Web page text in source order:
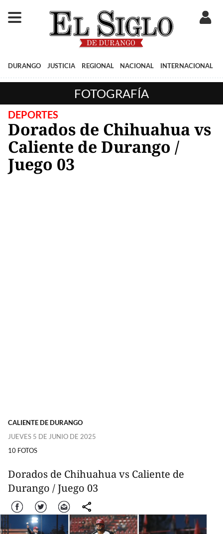
DURANGO JUSTICIA REGIONAL NACIONAL INTERNACIONAL
FOTOGRAFÍA
DEPORTES
Dorados de Chihuahua vs
Caliente de Durango /
Juego 03
CALIENTE DE DURANGO
JUEVES 5 DE JUNIO DE 2025
10 FOTOS
Dorados de Chihuahua vs Caliente de
Durango / Juego 03
Facebook Twitter Correo comparte